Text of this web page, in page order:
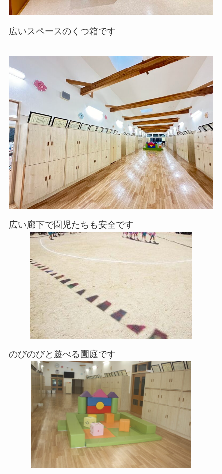
広いスペースのくつ箱です
広い廊下で園児たちも安全です
のびのびと遊べる園庭です